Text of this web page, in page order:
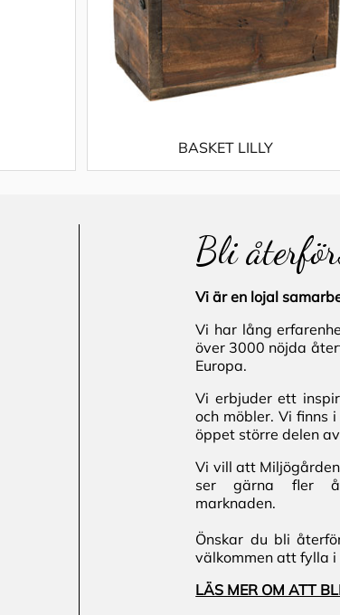
BASKET LILLY
Bli
Vi är en lojal
Vi har lång
över 3000 nöjda
Europa.
Vi erbjuder ett
och möbler. Vi finns
öppet större delen
Vi vill att
ser gärna fler
marknaden.
Önskar du bli
välkommen att fylla i
LÄS MER OM ATT